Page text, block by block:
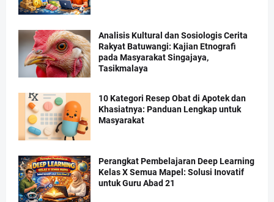
Analisis Kultural dan Sosiologis Cerita
Rakyat Batuwangi: Kajian Etnografi
pada Masyarakat Singajaya,
Tasikmalaya
10 Kategori Resep Obat di Apotek dan
Khasiatnya: Panduan Lengkap untuk
Masyarakat
Perangkat Pembelajaran Deep Learning
Kelas X Semua Mapel: Solusi Inovatif
untuk Guru Abad 21